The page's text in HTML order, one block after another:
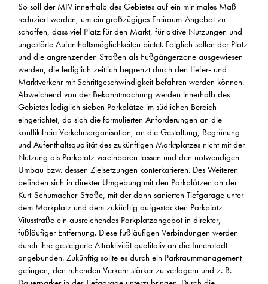
So soll der MIV innerhalb des Gebietes auf ein minimales Maß
reduziert werden, um ein großzügiges Freiraum-Angebot zu
schaffen, dass viel Platz für den Markt, für aktive Nutzungen und
ungestörte Aufenthaltsmöglichkeiten bietet. Folglich sollen der Platz
und die angrenzenden Straßen als Fußgängerzone ausgewiesen
werden, die lediglich zeitlich begrenzt durch den Liefer- und
Marktverkehr mit Schrittgeschwindigkeit befahren werden können.
Abweichend von der Bekanntmachung werden innerhalb des
Gebietes lediglich sieben Parkplätze im südlichen Bereich
eingerichtet, da sich die formulierten Anforderungen an die
konfliktfreie Verkehrsorganisation, an die Gestaltung, Begrünung
und Aufenthaltsqualität des zukünftigen Marktplatzes nicht mit der
Nutzung als Parkplatz vereinbaren lassen und den notwendigen
Umbau bzw. dessen Zielsetzungen konterkarieren. Des Weiteren
befinden sich in direkter Umgebung mit den Parkplätzen an der
Kurt-Schumacher-Straße, mit der dann sanierten Tiefgarage unter
dem Markplatz und dem zukünftig aufgestockten Parkplatz
Vitusstraße ein ausreichendes Parkplatzangebot in direkter,
fußläufiger Entfernung. Diese fußläufigen Verbindungen werden
durch ihre gesteigerte Attraktivität qualitativ an die Innenstadt
angebunden. Zukünftig sollte es durch ein Parkraummanagement
gelingen, den ruhenden Verkehr stärker zu verlagern und z. B.